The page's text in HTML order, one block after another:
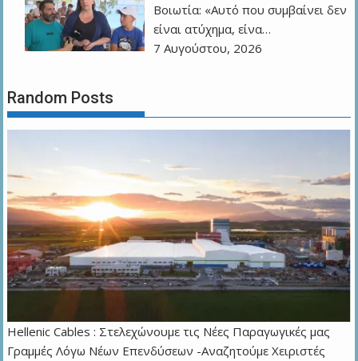
Βοιωτία: «Αυτό που συμβαίνει δεν
είναι ατύχημα, είνα…
7 Αυγούστου, 2026
Random Posts
Hellenic Cables : Στελεχώνουμε τις Νέες Παραγωγικές μας
Γραμμές Λόγω Νέων Επενδύσεων -Αναζητούμε Χειριστές